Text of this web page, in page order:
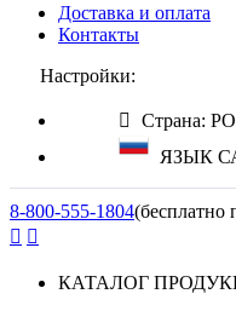
Доставка и оплата
Контакты
Настройки:
Страна:
ЯЗЫК
8-800-555-1804(бесплатно
КАТАЛОГ